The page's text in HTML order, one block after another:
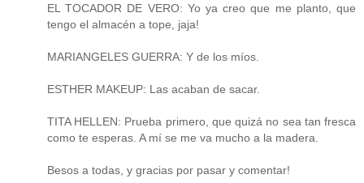
EL TOCADOR DE VERO: Yo ya creo que me planto, que
tengo el almacén a tope, jaja!
MARIANGELES GUERRA: Y de los míos.
ESTHER MAKEUP: Las acaban de sacar.
TITA HELLEN: Prueba primero, que quizá no sea tan fresca
como te esperas. A mí se me va mucho a la madera.
Besos a todas, y gracias por pasar y comentar!